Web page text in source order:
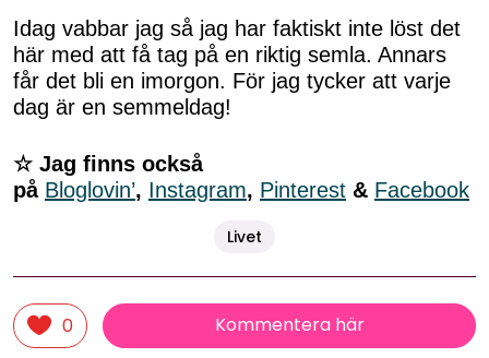
Idag vabbar jag så jag har faktiskt inte löst det
här med att få tag på en riktig semla. Annars
får det bli en imorgon. För jag tycker att varje
dag är en semmeldag!
☆ Jag finns också
på Bloglovin’, Instagram, Pinterest & Facebook
Livet
0 Kommentera här